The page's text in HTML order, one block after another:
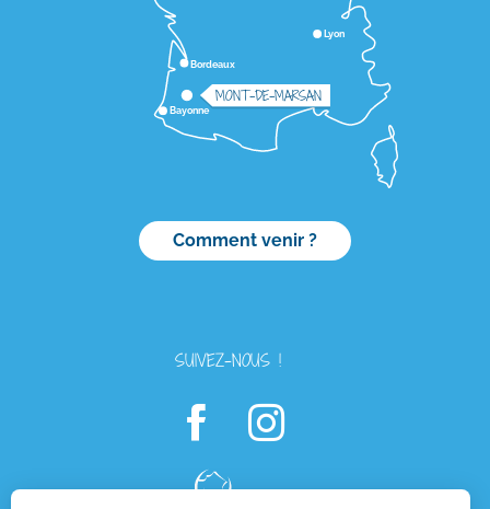
Description
Lyon
Bordeaux
Bayonne
MONT-DE-MARSAN
Comment venir ?
SUIVEZ-NOUS !